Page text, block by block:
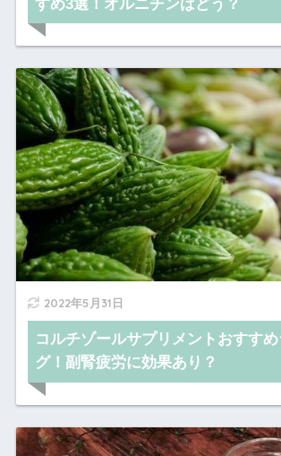
すめ3選！オルニチンはどう？
2022年5月31日
コルチゾールサプリメントおすす
グ！副腎疲労に効果あり？